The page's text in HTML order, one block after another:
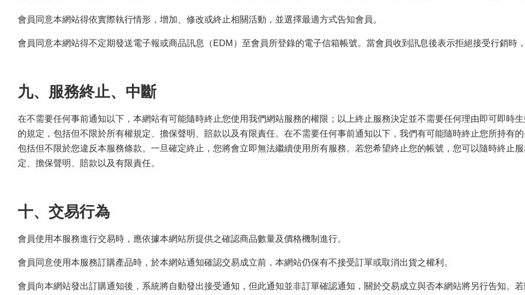
會員同意本網站得依實際執行情形，增加、修改或終止相關活動，並選擇最適方式告知會員。
會員同意本網站得不定期發送電子報或商品訊息（EDM）至會員所登錄的電子信箱帳號。當會員收到訊息後表示拒絕接受行銷時
九、服務終止、中斷
在不需要任何事前通知以下，本網站有可能隨時終止您使用我們網站服務的權限；以上終止服務決定並不需要任何理由即可即時
的規定，包括但不限於所有權規定、擔保聲明、賠款以及有限責任。在不需要任何事前通知以下，我們有可能隨時終止您所持有
包括但不限於您違反本服務條款。一旦確定終止，您將會立即無法繼續使用所有服務。若您希望終止您的帳號，您可以隨時終止
定、擔保聲明、賠款以及有限責任。
十、交易行為
會員使用本服務進行交易時，應依據本網站所提供之確認商品數量及價格機制進行。
會員同意使用本服務訂購產品時，於本網站通知確認交易成立前，本網站仍保有不接受訂單或取消出貨之權利。
會員向本網站發出訂購通知後，系統將自動發出接受通知，但此通知並非訂單確認通知，關於交易成立與否本網站將另行告知。